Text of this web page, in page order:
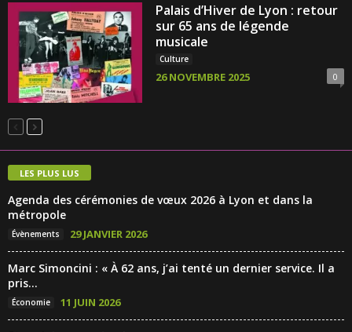
Palais d’Hiver de Lyon : retour
sur 65 ans de légende
musicale
Culture
26 NOVEMBRE 2025 0
LES PLUS LUS
Agenda des cérémonies de vœux 2026 à Lyon et dans la
métropole
Évènements 29 JANVIER 2026
Marc Simoncini : « À 62 ans, j’ai tenté un dernier service. Il a
pris...
Économie 11 JUIN 2026